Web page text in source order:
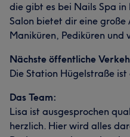
die gibt es bei Nails Spa
Salon bietet dir eine
Maniküren, Pediküren und
Nächste öffentliche
Die Station Hügelstraße
Das Team:
Lisa ist ausgesprochen
herzlich. Hier wird alles